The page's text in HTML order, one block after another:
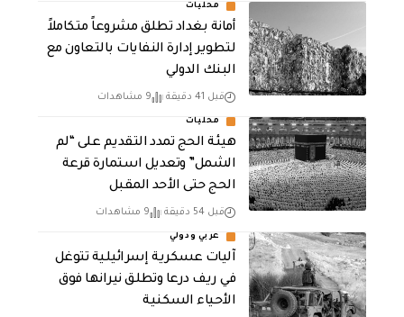
محليات
أمانة بغداد تطلق مشروعاً متكاملاً
لتطوير إدارة النفايات بالتعاون مع
البنك الدولي
قبل 41 دقيقة 9 مشاهدات
محليات
هيئة الحج تمدد التقديم على “لم
الشمل” وتعديل استمارة قرعة
الحج حتى الأحد المقبل
قبل 54 دقيقة 9 مشاهدات
عربي ودولي
آليات عسكرية إسرائيلية تتوغل
في ريف درعا وتطلق نيرانها فوق
الأحياء السكنية